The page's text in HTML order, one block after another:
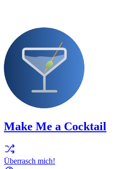
Make Me a Cocktail
Überrasch mich!